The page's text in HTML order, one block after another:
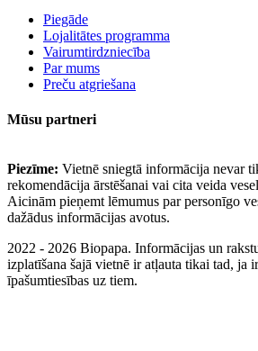
Piegāde
Lojalitātes programma
Vairumtirdzniecība
Par mums
Preču atgriešana
Mūsu partneri
Piezīme: Vietnē sniegtā informācija nevar
rekomendācija ārstēšanai vai cita veida
Aicinām pieņemt lēmumus par personīgo
dažādus informācijas avotus.
2022 - 2026 Biopapa. Informācijas un
izplatīšana šajā vietnē ir atļauta tikai tad, ja
īpašumtiesības uz tiem.